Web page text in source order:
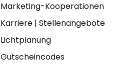
Marketing-Kooperationen
Karriere| Stellenangebote
Lichtplanung
Gutscheincodes